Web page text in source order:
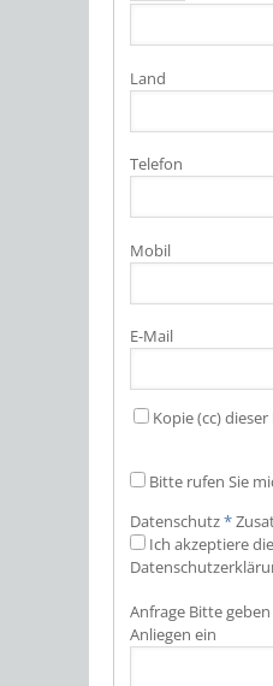
Land
Telefon
Mobil
E-Mail
Kopie (cc)
Bitte rufen Sie
Datenschutz*
Ich akzeptiere die
Anfrage Bitte
Anliegen ein